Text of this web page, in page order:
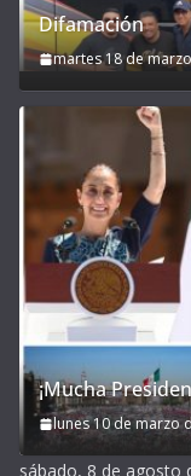
Difamación
martes 18 de
¡Mucha
lunes 10 de marzo
sábado, 8 de agosto